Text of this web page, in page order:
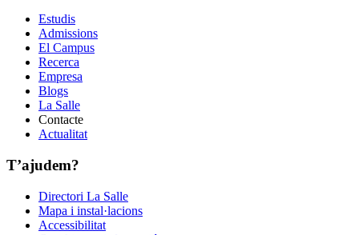
Estudis
Admissions
El Campus
Recerca
Empresa
Blogs
La Salle
Contacte
Actualitat
T’ajudem?
Directori La Salle
Mapa i instal·lacions
Accessibilitat